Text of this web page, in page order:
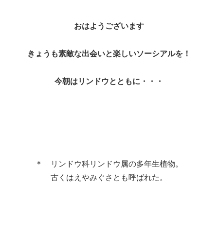
おはようございます
きょうも素敵な出会いと楽しいソーシアルを！
今朝はリンドウとともに・・・
＊ リンドウ科リンドウ属の多年生植物。
古くはえやみぐさとも呼ばれた。